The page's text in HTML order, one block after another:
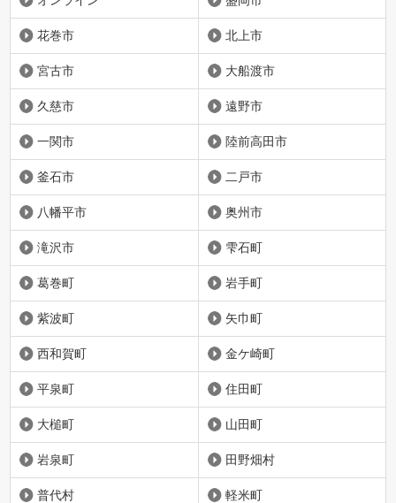
花巻市 北上市
宮古市 大船渡市
久慈市 遠野市
一関市 陸前高田市
釜石市 二戸市
八幡平市 奥州市
滝沢市 雫石町
葛巻町 岩手町
紫波町 矢巾町
西和賀町 金ケ崎町
平泉町 住田町
大槌町 山田町
岩泉町 田野畑村
普代村 軽米町